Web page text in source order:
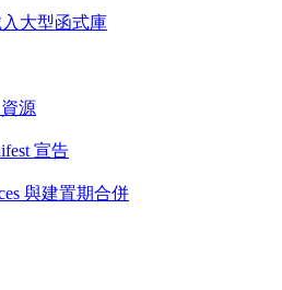
大型函式庫
源
宣告
與建置期合併